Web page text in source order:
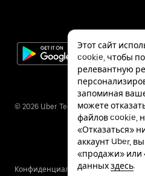
© 2026 Uber Technologies Inc.
КонфиденциальностьСпециальные
Этот сайт
cookie, чтобы
релевантную
запоминая
можете
файлов cookie,
«Отказаться»
аккаунт Uber,
«продажи» или
данныхздесь.